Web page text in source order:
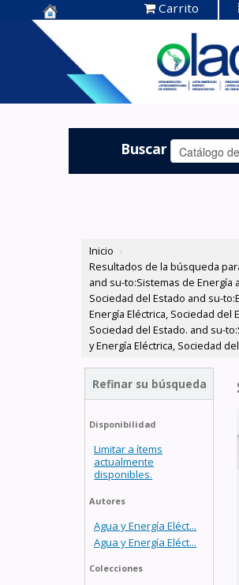
Centro de
Documentación
OLADE -
Carrito
Buscar
Inicio ›
Resultados de la búsqueda
and su-to:Sistemas de Energía
Sociedad del Estado and su-
Energía Eléctrica, Sociedad del
Sociedad del Estado. and su-
y Energía Eléctrica, Sociedad
Refinar su búsqueda
Disponibilidad
Limitar a ítems
actualmente
disponibles.
Autores
Agua y Energía Eléct...
Agua y Energía Eléct...
Colecciones